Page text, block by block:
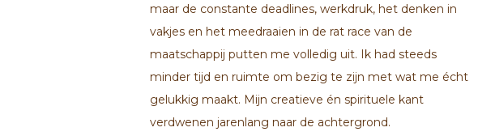
maar de constante deadlines, werkdruk, het denken in
vakjes en het meedraaien in de rat race van de
maatschappij putten me volledig uit. Ik had steeds
minder tijd en ruimte om bezig te zijn met wat me écht
gelukkig maakt. Mijn creatieve én spirituele kant
verdwenen jarenlang naar de achtergrond.